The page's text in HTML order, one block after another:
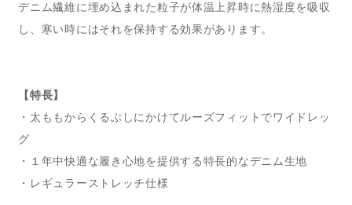
デニム繊維に埋め込まれた粒子が体温上昇時に熱湿度を吸収
し、寒い時にはそれを保持する効果があります。
【特長】
・太ももからくるぶしにかけてルーズフィットでワイドレッ
グ
・１年中快適な履き心地を提供する特長的なデニム生地
・レギュラーストレッチ仕様